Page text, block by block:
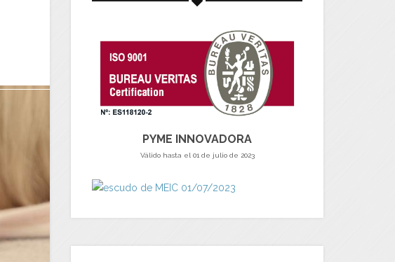
PYME INNOVADORA
Válido hasta el 01 de julio de 2023